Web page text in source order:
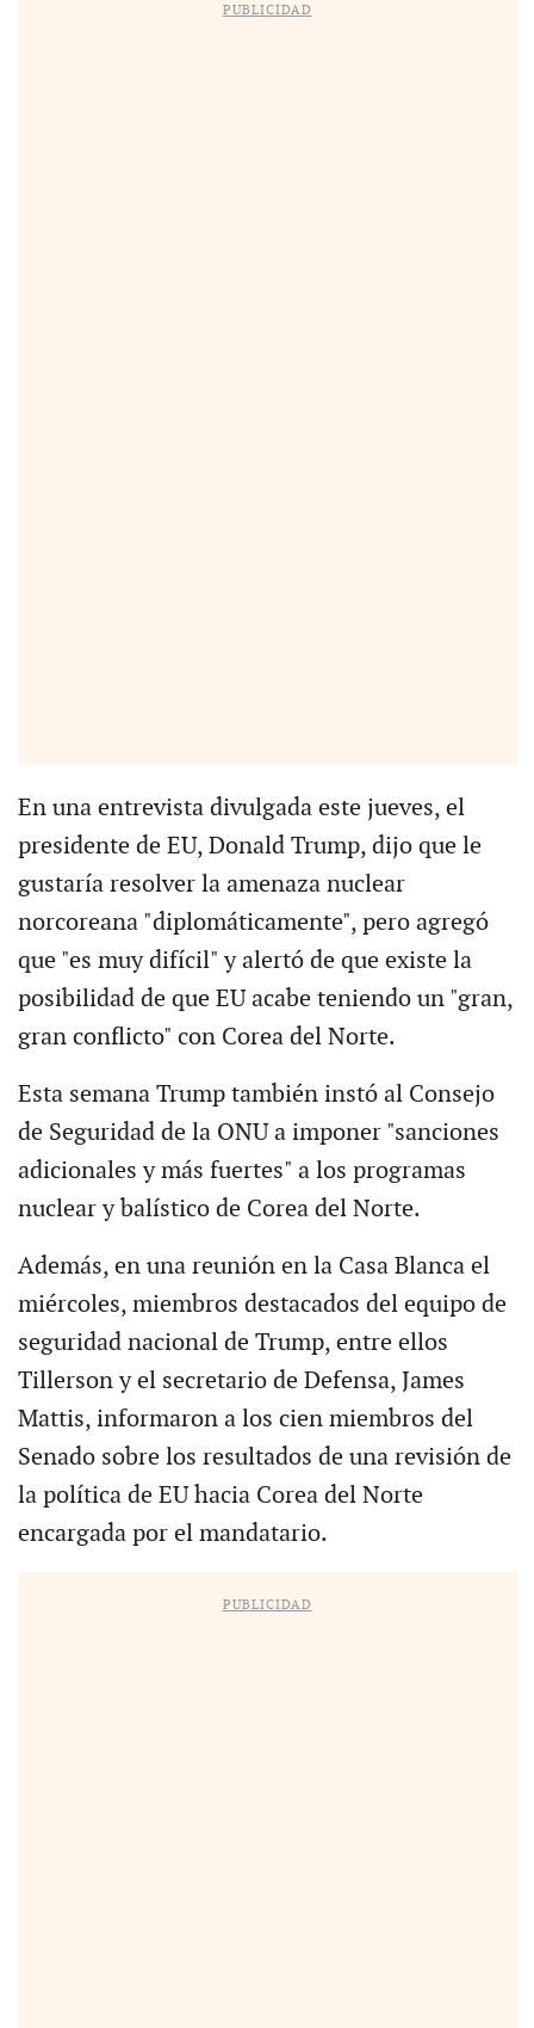
PUBLICIDAD
En una entrevista divulgada este jueves, el
presidente de EU, Donald Trump, dijo que le
gustaría resolver la amenaza nuclear
norcoreana "diplomáticamente", pero agregó
que "es muy difícil" y alertó de que existe la
posibilidad de que EU acabe teniendo un "gran,
gran conflicto" con Corea del Norte.
Esta semana Trump también instó al Consejo
de Seguridad de la ONU a imponer "sanciones
adicionales y más fuertes" a los programas
nuclear y balístico de Corea del Norte.
Además, en una reunión en la Casa Blanca el
miércoles, miembros destacados del equipo de
seguridad nacional de Trump, entre ellos
Tillerson y el secretario de Defensa, James
Mattis, informaron a los cien miembros del
Senado sobre los resultados de una revisión de
la política de EU hacia Corea del Norte
encargada por el mandatario.
PUBLICIDAD